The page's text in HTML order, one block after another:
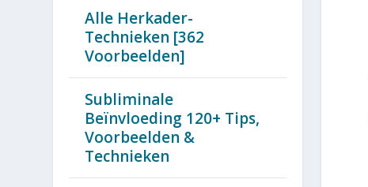
Alle Herkader-
Technieken [362
Voorbeelden]
Subliminale
Beïnvloeding 120+ Tips,
Voorbeelden &
Technieken